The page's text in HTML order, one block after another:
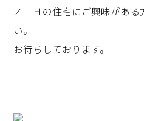
ＺＥＨの住宅にご興味があ
い。
お待ちしております。